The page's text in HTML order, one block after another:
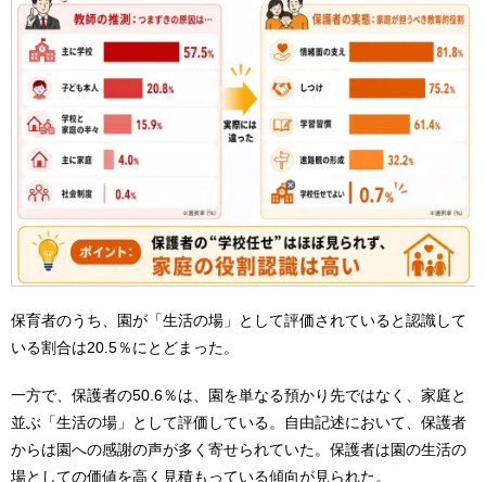
保育者のうち、園が「生活の場」として評価されていると認識して
いる割合は20.5％にとどまった。
一方で、保護者の50.6％は、園を単なる預かり先ではなく、家庭と
並ぶ「生活の場」として評価している。自由記述において、保護者
からは園への感謝の声が多く寄せられていた。保護者は園の生活の
場としての価値を高く見積もっている傾向が見られた。